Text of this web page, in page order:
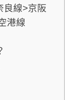
良線>京阪
港線